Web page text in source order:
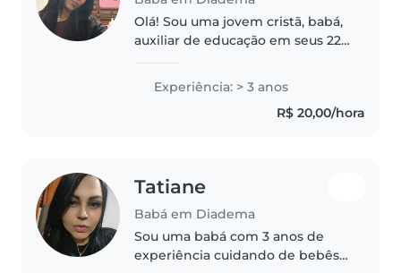
Olá! Sou uma jovem cristã, babá,
auxiliar de educação em seus 22
idade pré-escolar e crianças
pequenas. Tenho experiência..
Experiência: > 3 anos
R$ 20,00/hora
Tatiane
Babá em Diadema
Sou uma babá com 3 anos de
experiência cuidando de bebês